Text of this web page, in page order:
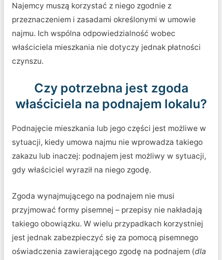
Najemcy muszą korzystać z niego zgodnie z
przeznaczeniem i zasadami określonymi w umowie
najmu. Ich wspólna odpowiedzialność wobec
właściciela mieszkania nie dotyczy jednak płatności
czynszu.
Czy potrzebna jest zgoda
właściciela na podnajem lokalu?
Podnajęcie mieszkania lub jego części jest możliwe w
sytuacji, kiedy umowa najmu nie wprowadza takiego
zakazu lub inaczej: podnajem jest możliwy w sytuacji,
gdy właściciel wyraził na niego zgodę.
Zgoda wynajmującego na podnajem nie musi
przyjmować formy pisemnej – przepisy nie nakładają
takiego obowiązku. W wielu przypadkach korzystniej
jest jednak zabezpieczyć się za pomocą pisemnego
oświadczenia zawierającego zgodę na podnajem (dla